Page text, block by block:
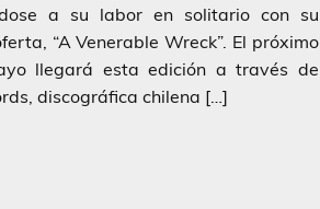
a su labor en solitario con su
“A Venerable Wreck”. El próximo
llegará esta edición a través de
discográfica chilena […]